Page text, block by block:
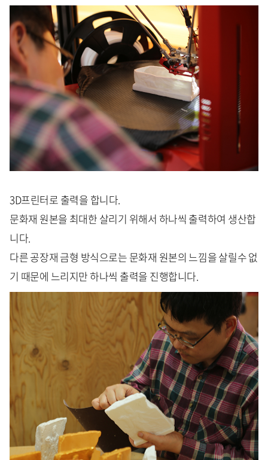
3D프린터로 출력을 합니다.
문화재 원본을 최대한 살리기 위해서 하나씩 출력하여 생산합
니다.
다른 공장재 금형 방식으로는 문화재 원본의 느낌을 살릴수 없
기 때문에 느리지만 하나씩 출력을 진행합니다.